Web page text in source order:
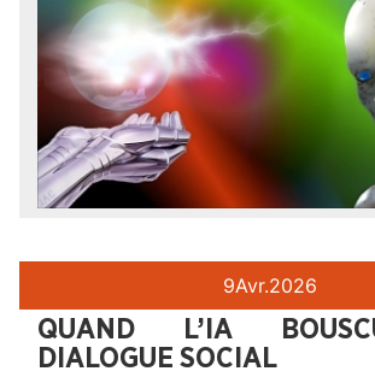
9Avr.2026
QUAND L’IA
DIALOGUE SOCIAL